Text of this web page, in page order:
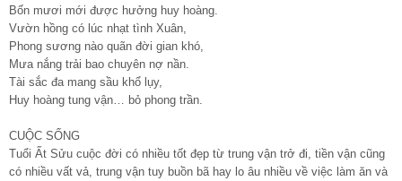
Bốn mươi mới được hưởng huy hoàng.
Vườn hồng có lúc nhạt tình Xuân,
Phong sương nào quãn đời gian khó,
Mưa nắng trải bao chuyên nợ nần.
Tài sắc đa mang sầu khổ lụy,
Huy hoàng tung vận… bỏ phong trần.
CUỘC SỐNG
Tuổi Ất Sửu cuộc đời có nhiều tốt đẹp từ trung vận trở đi, tiền vận cũng
có nhiều vất vả, trung vận tuy buồn bã hay lo âu nhiều về việc làm ăn và